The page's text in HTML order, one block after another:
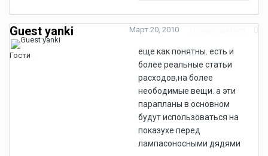
Guest yanki
Гости
Март 20, 2010
еще как понятны. есть и
более реальные статьи
расходов,на более
неободимые вещи. а эти
парапланы в основном
будут использоваться на
показухе перед
лампасоносными дядями